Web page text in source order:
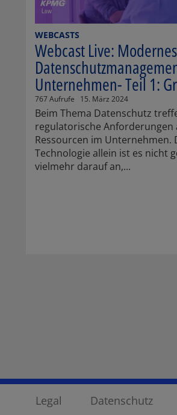
WEBCASTS
Webcast Live: Modernes
Unternehmen- Teil 1:
767 Aufrufe 15. März 2024
Beim Thema Datenschutz
regulatorische Anforderungen
Ressourcen im Unternehmen.
Technologie allein ist es nicht
vielmehr darauf an,...
Legal Datenschutz